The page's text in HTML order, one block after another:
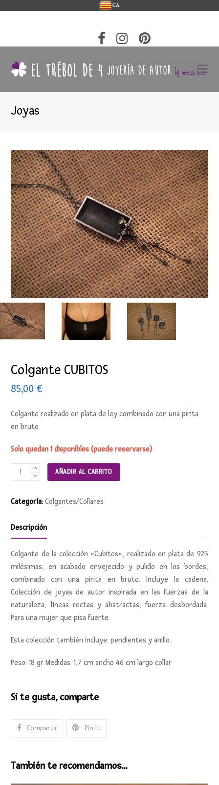
CA
Joyas
Colgante CUBITOS
85,00€
Colgante realizado en plata de ley combinado con una pirita
en bruto
Solo quedan 1 disponibles (puede reservarse)
Colgante
CUBITOS
AÑADIR AL CARRITO
Categoría: Colgantes/Collares
Descripción
Colgante de la colección «Cubitos», realizado en plata de 925
milésimas, en acabado envejecido y pulido en los bordes,
combinado con una pirita en bruto. Incluye la cadena.
Colección de joyas de autor inspirada en las fuerzas de la
naturaleza, líneas rectas y abstractas, fuerza desbordada.
Para una mujer que pisa fuerte.
Esta colección también incluye: pendientes y anillo.
Peso: 18 gr Medidas: 1,7 cm ancho 46 cm largo collar
Si te gusta, comparte
Compartir Pin It
También te recomendamos…